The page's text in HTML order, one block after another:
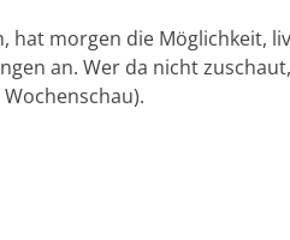
morgen die Möglichkeit,
an. Wer da nicht